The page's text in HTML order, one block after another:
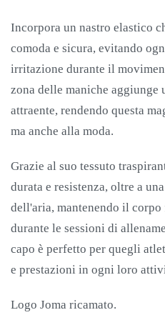
Incorpora un nastro elastico
comoda e sicura, evitando
irritazione durante il
zona delle maniche aggiunge
attraente, rendendo questa
ma anche alla moda.
Grazie al suo tessuto
durata e resistenza, oltre a
dell'aria, mantenendo il corpo
durante le sessioni di
capo è perfetto per quegli
e prestazioni in ogni loro
Logo Joma ricamato.